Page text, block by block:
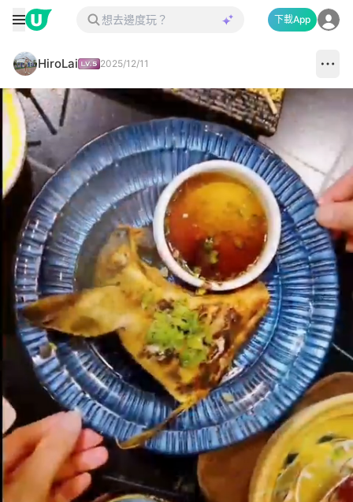
下載App
HiroLai 2025/12/11